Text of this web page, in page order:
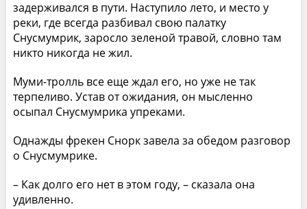
задерживался в пути. Наступило лето, и место у
реки, где всегда разбивал свою палатку
Снусмумрик, заросло зеленой травой, словно там
никто никогда не жил.
Муми-тролль все еще ждал его, но уже не так
терпеливо. Устав от ожидания, он мысленно
осыпал Снусмумрика упреками.
Однажды фрекен Снорк завела за обедом разговор
о Снусмумрике.
– Как долго его нет в этом году, – сказала она
удивленно.